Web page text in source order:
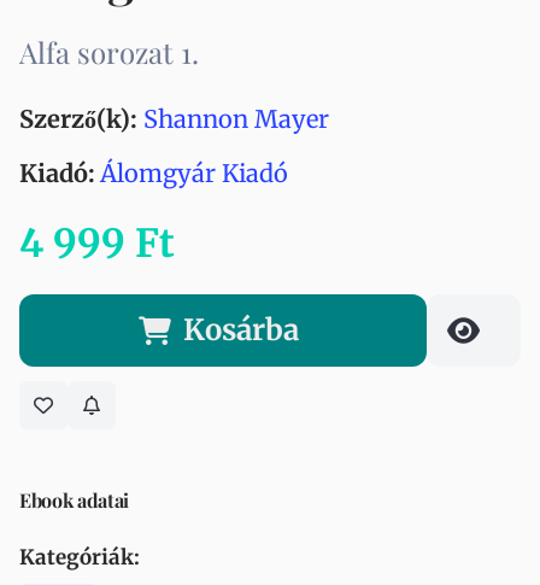
Alfa sorozat 1.
Szerző(k): Shannon Mayer
Kiadó: Álomgyár Kiadó
4 999 Ft
Kosárba
Ebook adatai
Kategóriák: